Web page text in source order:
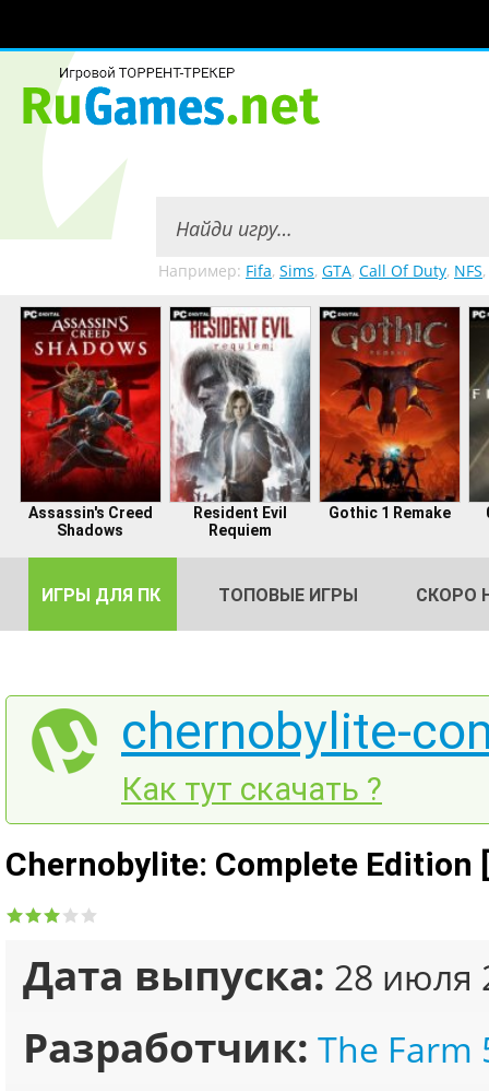
Например: Fifa, Sims, GTA, Call Of Duty, NFS,
Assassin's Creed
Shadows
Resident Evil
Requiem
Gothic 1 Remake
ИГРЫ ДЛЯ ПК ТОПОВЫЕ ИГРЫ СКОРО
chernobylite-
Как тут скачать ?
Chernobylite: Complete Edition
Дата выпуска: 28 июля
Разработчик: The Farm